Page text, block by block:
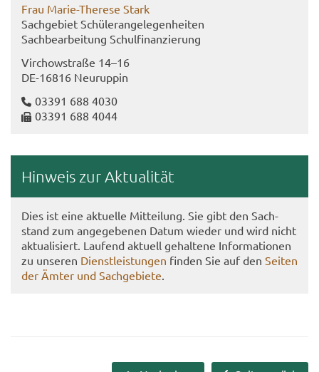
Frau Marie-​Therese Stark
Sach­ge­biet Schü­ler­an­ge­le­gen­hei­ten
Sach­be­ar­bei­tung Schul­fi­nan­zie­rung
Virch­ow­stra­ße 14–16
DE-​16816 Neu­rup­pin
03391 688 4030
03391 688 4044
Hin­weis zur Ak­tua­li­tät
Dies ist eine ak­tu­el­le Mit­tei­lung. Sie gibt den Sach­
stand zum an­ge­ge­be­nen Datum wie­der und wird nicht
ak­tua­li­siert. Lau­fend ak­tu­ell ge­hal­te­ne In­for­ma­tio­nen
zu un­se­ren Dienst­leis­tun­gen fin­den Sie auf den Sei­ten
der Ämter und Sach­ge­bie­te